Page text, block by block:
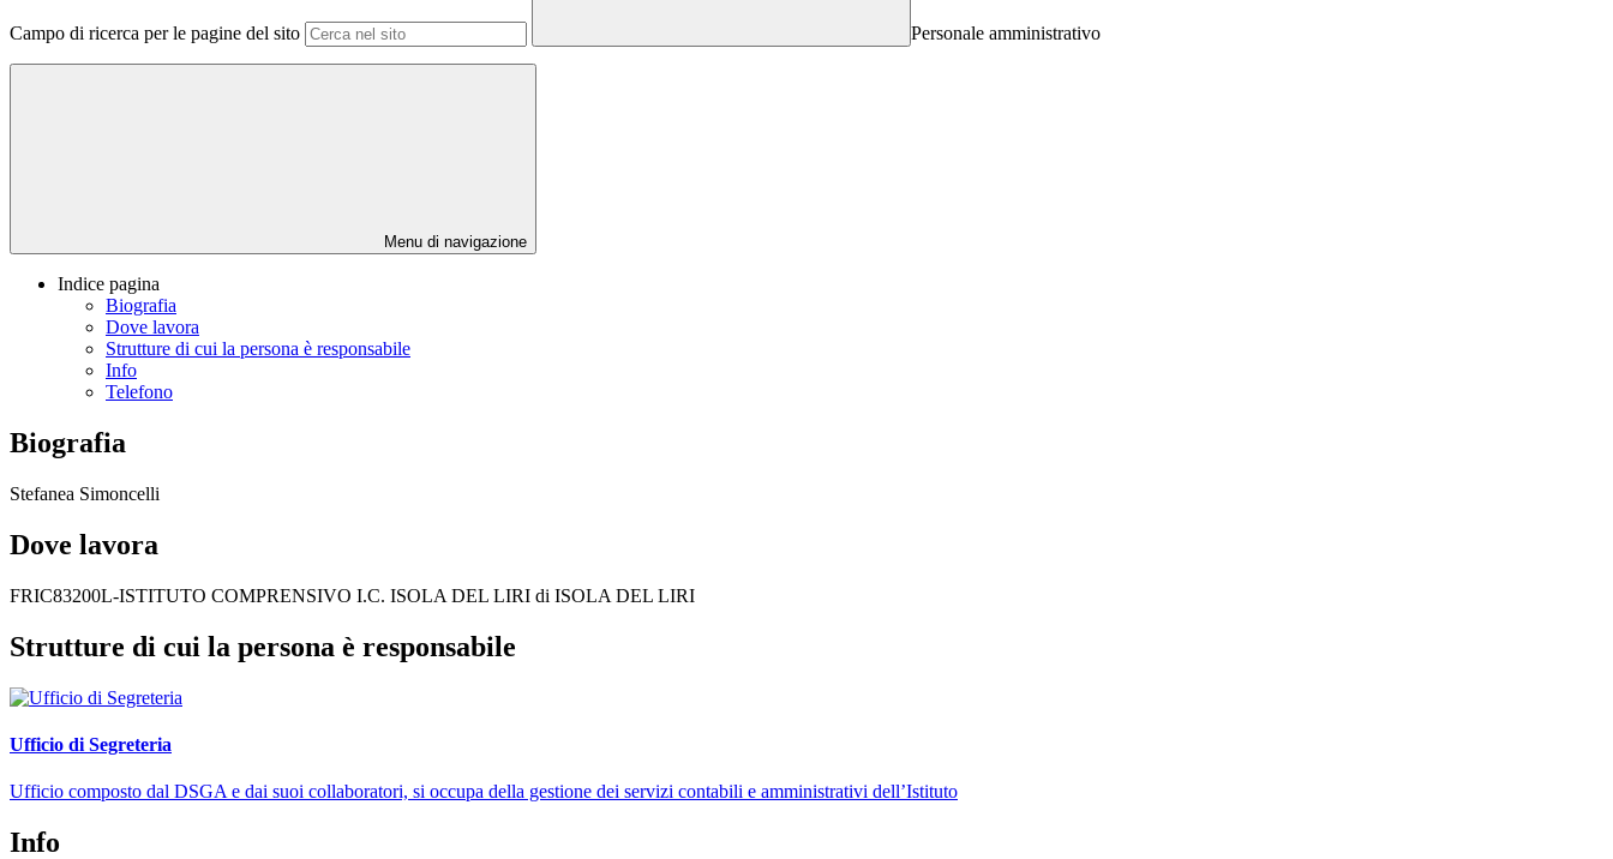
Campo di ricerca per le pagine del sito Personale amministrativo
Menu di navigazione
Indice pagina
Biografia
Dove lavora
Strutture di cui la persona è responsabile
Info
Telefono
Biografia
Stefanea Simoncelli
Dove lavora
FRIC83200L-ISTITUTO COMPRENSIVO I.C. ISOLA DEL LIRI di ISOLA DEL LIRI
Strutture di cui la persona è responsabile
Ufficio di Segreteria
Ufficio composto dal DSGA e dai suoi collaboratori, si occupa della gestione dei servizi contabili e amministrativi dell’Istituto
Info